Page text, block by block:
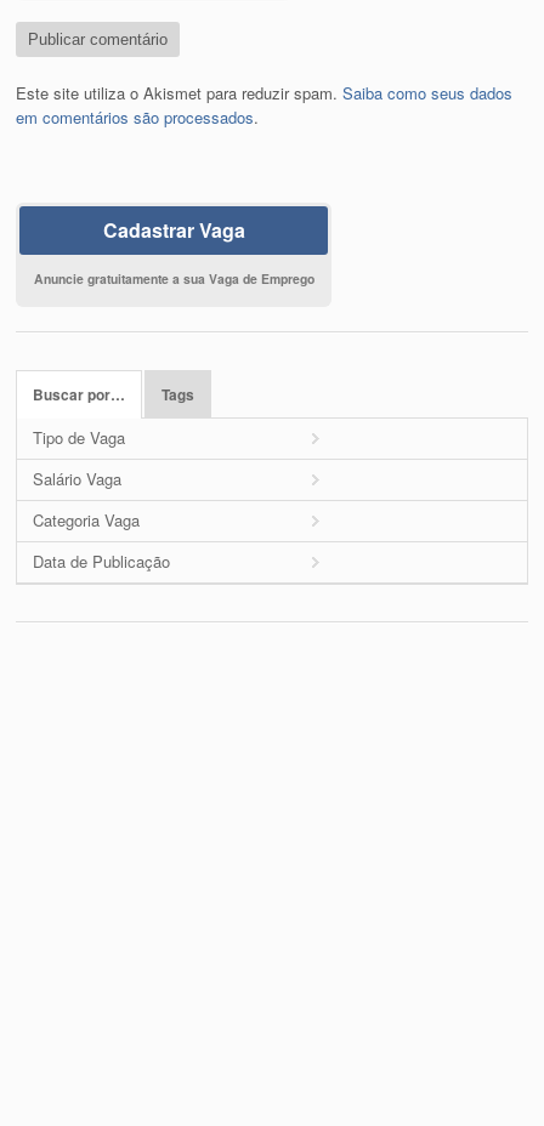
Este site utiliza o Akismet para reduzir spam.Saiba como seus dados
em comentários são processados.
Cadastrar Vaga
Anuncie gratuitamente a sua Vaga de Emprego
Buscar por… Tags
Tipo de Vaga
Salário Vaga
Categoria Vaga
Data de Publicação